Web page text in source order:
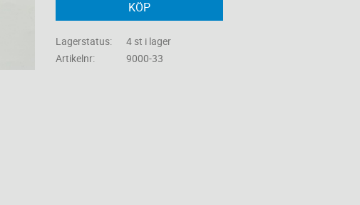
KÖP
Lagerstatus
4 st i lager
Artikelnr
9000-33